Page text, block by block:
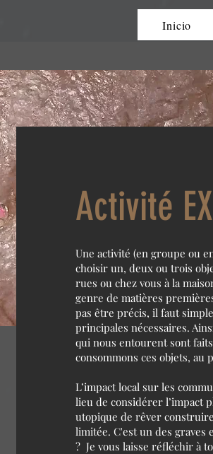
Inicio
Activité
Une activité (en groupe ou
choisir un, deux ou trois
rues ou chez vous à la
genre de matières
pas être précis, il faut
principales nécessaires.
qui nous entourent sont
consommons ces objets,
L’impact local sur les
lieu de considérer l’impact
utopique de rêver
limitée. C'est un des
? Je vous laisse réfléchir à